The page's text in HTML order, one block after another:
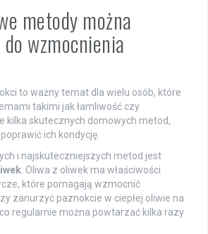
metody można
wzmocnienia
to ważny temat dla wielu osób, które
takimi jak łamliwość czy
kilka skutecznych domowych metod,
ich kondycję.
i najskuteczniejszych metod jest
. Oliwa z oliwek ma właściwości
które pomagają wzmocnić
zanurzyć paznokcie w ciepłej oliwie na
regularnie można powtarzać kilka razy